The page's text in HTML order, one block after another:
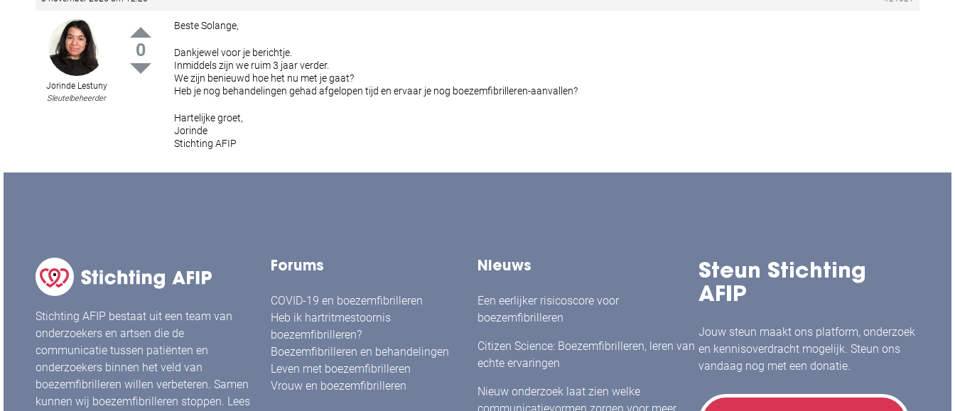
Jorinde Lestuny
Sleutelbeheerder
0
Beste Solange,
Dankjewel voor je berichtje.
Inmiddels zijn we ruim 3 jaar verder.
We zijn benieuwd hoe het nu met je gaat?
Heb je nog behandelingen gehad afgelopen tijd en ervaar je nog boezemfibrilleren-aanvallen?
Hartelijke groet,
Jorinde
Stichting AFIP
Stichting AFIP bestaat uit een team van
onderzoekers en artsen die de
communicatie tussen patiënten en
onderzoekers binnen het veld van
boezemfibrilleren willen verbeteren. Samen
kunnen wij boezemfibrilleren stoppen. Lees
Forums
COVID-19 en boezemfibrilleren
Heb ik hartritmestoornis
boezemfibrilleren?
Boezemfibrilleren en behandelingen
Leven met boezemfibrilleren
Vrouw en boezemfibrilleren
Nieuws
Een eerlijker risicoscore voor
boezemfibrilleren
Citizen Science: Boezemfibrilleren, leren van
echte ervaringen
Nieuw onderzoek laat zien welke
Steun Stichting
AFIP
Jouw steun maakt ons platform, onderzoek
en kennisoverdracht mogelijk. Steun ons
vandaag nog met een donatie.